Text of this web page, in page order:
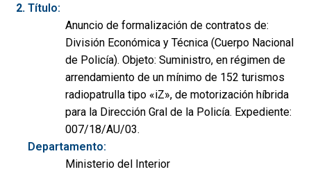
Título:
Anuncio de formalización de contratos de:
División Económica y Técnica (Cuerpo Nacional
de Policía). Objeto: Suministro, en régimen de
arrendamiento de un mínimo de 152 turismos
radiopatrulla tipo «iZ», de motorización híbrida
para la Dirección Gral de la Policía. Expediente:
007/18/AU/03.
Departamento:
Ministerio del Interior